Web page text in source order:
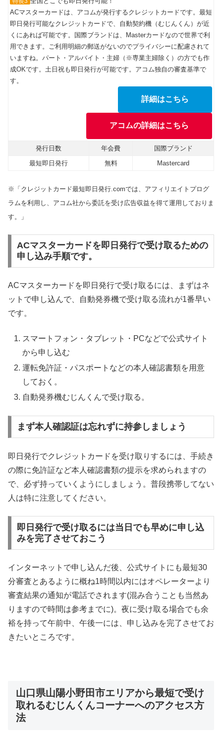
ACマスターカードは、アコムが発行するクレジットカードです。最短
即日発行可能なクレジットカードで、自動契約機（むじんくん）が近
くにあれば可能です。国際ブランドは、Masterカードなので世界で利
用できます。ご利用明細の郵送がないのでプライバシーに配慮されて
いますね。パート・アルバイト・主婦（※専業主婦除く）の方でも作
成OKです。土日祝も即日発行が可能です。アコム独自の審査基準で
す。
詳細はこちら
アコムの詳細はこちら
発行日数 年会費
国際ブランド
最短即日発行
無料 Mastercard
※「クレジットカード最短即日発行.comでは、アフィリエイトプログ
ラムを利用し、アコム社から委託を受け広告収益を得て運用しておりま
す。」
ACマスターカードを即日発行で受け取るための
申し込み手順です。
ACマスターカードを即日発行で受け取るには、まずはネ
ットで申し込んで、自動発券機で受け取る流れが1番早い
です。
スマートフォン・タブレット・PCなどで公式サイト
から申し込む
運転免許証・パスポートなどの本人確認書類を用意
しておく。
自動発券機むじんくんで受け取る。
まず本人確認証は忘れずに持参しましょう
即日発行でクレジットカードを受け取りするには、手続き
の際に免許証など本人確認書類の提示を求められますの
で、必ず持っていくようにしましょう。普段携帯してない
人は特に注意してください。
即日発行で受け取るには当日でも早めに申し込
みを完了させておこう
インターネットで申し込んだ後、公式サイトにも最短30
分審査とあるように概ね1時間以内にはオペレーターより
審査結果の通知が電話でされます(混み合うことも当然あ
りますので時間は参考までに)。夜に受け取る場合でも余
裕を持って午前中、午後一には、申し込みを完了させてお
きたいところです。
山口県山陽小野田市エリアから最短で受け
取れるむじんくんコーナーへのアクセス方
法